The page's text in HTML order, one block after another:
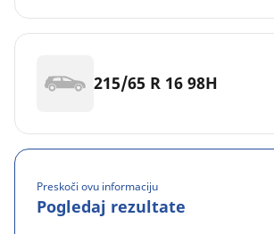
215/65 R 16 98H
Preskoči ovu informaciju
Pogledaj rezultate